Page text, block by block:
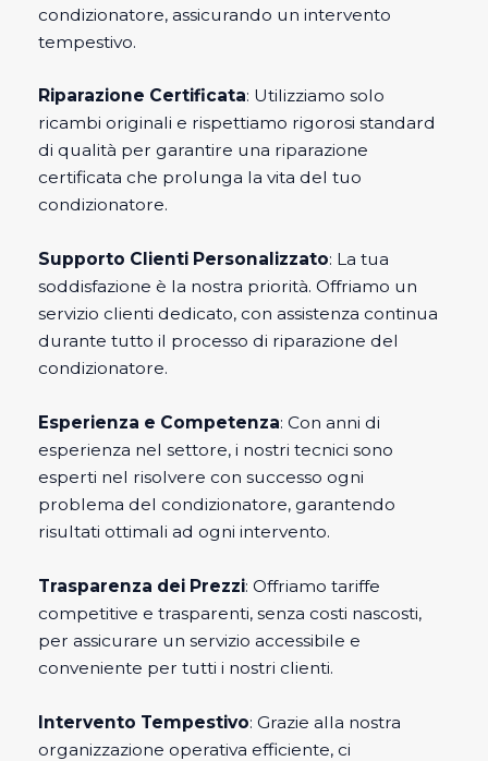
condizionatore, assicurando un intervento
tempestivo.
Riparazione Certificata: Utilizziamo solo
ricambi originali e rispettiamo rigorosi standard
di qualità per garantire una riparazione
certificata che prolunga la vita del tuo
condizionatore.
Supporto Clienti Personalizzato: La tua
soddisfazione è la nostra priorità. Offriamo un
servizio clienti dedicato, con assistenza continua
durante tutto il processo di riparazione del
condizionatore.
Esperienza e Competenza: Con anni di
esperienza nel settore, i nostri tecnici sono
esperti nel risolvere con successo ogni
problema del condizionatore, garantendo
risultati ottimali ad ogni intervento.
Trasparenza dei Prezzi: Offriamo tariffe
competitive e trasparenti, senza costi nascosti,
per assicurare un servizio accessibile e
conveniente per tutti i nostri clienti.
Intervento Tempestivo: Grazie alla nostra
organizzazione operativa efficiente, ci